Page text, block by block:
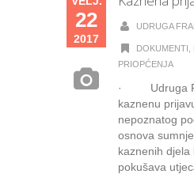
22
2017
UDRUGA
DOKUMENTI
PRIOPĆENJA
· Udruga
kaznenu
nepoznatog
osnova
kaznenih djela
pokušava